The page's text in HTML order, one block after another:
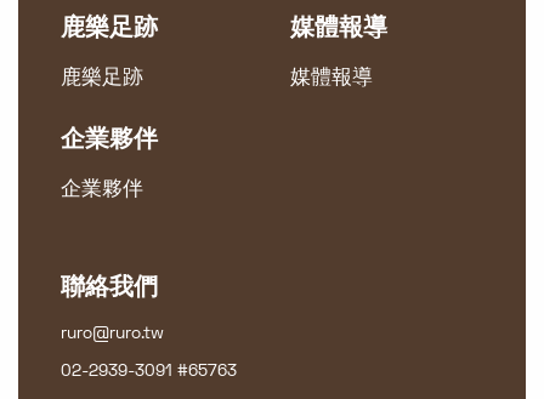
鹿樂足跡
鹿樂足跡
媒體報導
媒體報導
企業夥伴
企業夥伴
聯絡我們
ruro@ruro.tw
02-2939-3091 #65763